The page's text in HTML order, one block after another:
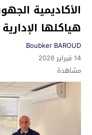
الأكاديمية
هياكلها
Boubker BAROUD
14 فبراير 2026
مشاهدة